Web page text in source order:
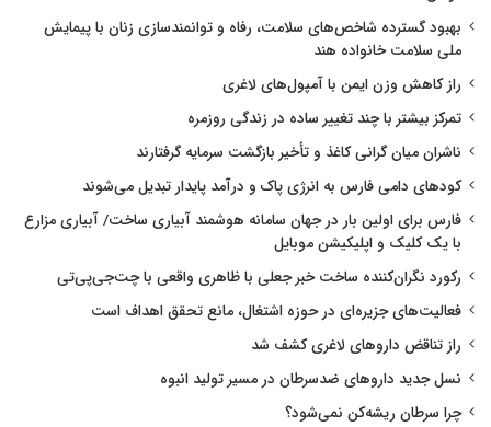
بهبود گسترده شاخص‌های سلامت، رفاه و توانمندسازی زنان با پیمایش
ملی سلامت خانواده هند
راز کاهش وزن ایمن با آمپول‌های لاغری
تمرکز بیشتر با چند تغییر ساده در زندگی روزمره
ناشران میان گرانی کاغذ و تأخیر بازگشت سرمایه گرفتارند
کودهای دامی فارس به انرژی پاک و درآمد پایدار تبدیل می‌شوند
فارس برای اولین بار در جهان سامانه هوشمند آبیاری ساخت/ آبیاری مزارع
با یک کلیک و اپلیکیشن موبایل
رکورد نگران‌کننده ساخت خبر جعلی با ظاهری واقعی با چت‌جی‌پی‌تی
فعالیت‌های جزیره‌ای در حوزه اشتغال، مانع تحقق اهداف است
راز تناقض داروهای لاغری کشف شد
نسل جدید داروهای ضدسرطان در مسیر تولید انبوه
چرا سرطان ریشه‌کن نمی‌شود؟